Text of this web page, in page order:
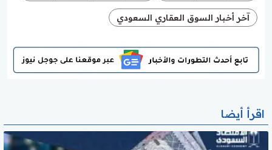
آخر أخبار السوق العقاري السعودي
اقرأ أيضا